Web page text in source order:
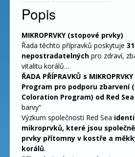
Popis
MIKROPRVKY (stopové prvky)
Řada těchto přípravků poskytuje
nepostradatelnýchpro zdraví,
vitalitu korálů…
ŘADA PŘÍPRAVKŮ s MIKROPRVKY
Program pro podporu zbarvení
Coloration Program) od Red Sea
barvy“
Výzkum společnosti Red Sea
mikroprvků, které jsou
prvky přítomny v kostře a
korálů.